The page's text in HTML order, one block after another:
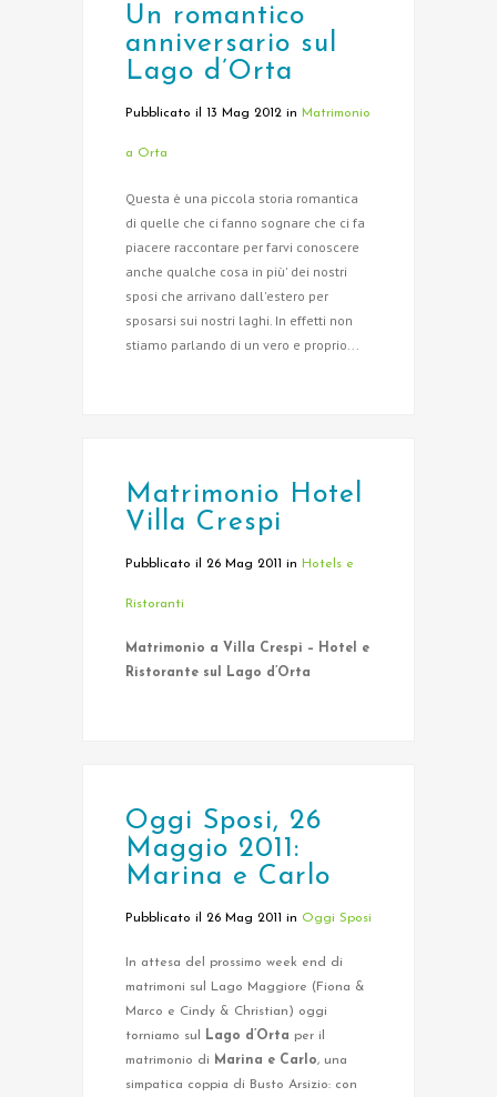
Un romantico
anniversario sul
Lago d’Orta
Pubblicato il 13 Mag 2012 in Matrimonio
a Orta
Questa è una piccola storia romantica
di quelle che ci fanno sognare che ci fa
piacere raccontare per farvi conoscere
anche qualche cosa in più' dei nostri
sposi che arrivano dall'estero per
sposarsi sui nostri laghi. In effetti non
stiamo parlando di un vero e proprio...
Matrimonio Hotel
Villa Crespi
Pubblicato il 26 Mag 2011 in Hotels e
Ristoranti
Matrimonio a Villa Crespi – Hotel e
Ristorante sul Lago d’Orta
Oggi Sposi, 26
Maggio 2011:
Marina e Carlo
Pubblicato il 26 Mag 2011 in Oggi Sposi
In attesa del prossimo week end di
matrimoni sul Lago Maggiore (Fiona &
Marco e Cindy & Christian) oggi
torniamo sul
Lago d’Orta per il
matrimonio di Marina e Carlo, una
simpatica coppia di Busto Arsizio: con